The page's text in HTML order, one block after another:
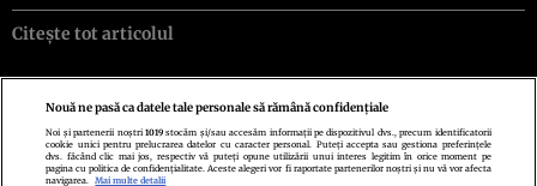
Citește tot articolul
Politica de confidenţialitatePolitica de cookiesTermeni şi condiţii
Echipa redacționalăContactSetări Cookies
Nouă ne pasă ca datele tale personale să rămână confidențiale
Noi și partenerii noștri1019 stocăm și/sau accesăm informații pe dispozitivul dvs., precum identificatorii
cookie unici pentru prelucrarea datelor cu caracter personal. Puteți accepta sau gestiona preferințele
dvs. făcând clic mai jos, respectiv vă puteți opune utilizării unui interes legitim în orice moment pe
pagina cu politica de confidențialitate. Aceste alegeri vor fi raportate partenerilor noștri și nu vă vor afecta
navigarea.
Mai multe detalii